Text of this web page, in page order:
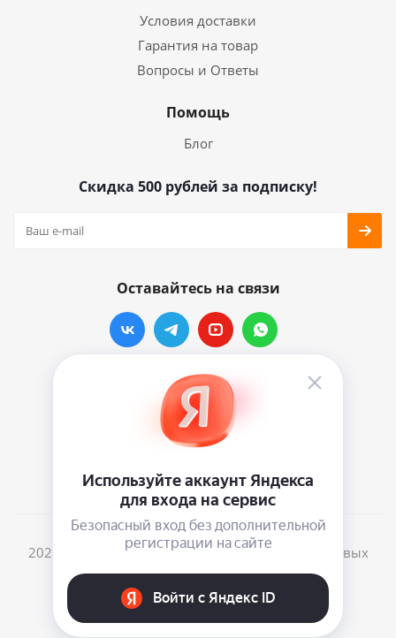
Условия доставки
Гарантия на товар
Вопросы и Ответы
Помощь
Блог
Скидка 500 рублей за подписку!
Оставайтесь на связи
Наши контакты
info@vinylmarkt.ru
2026 © Винилмаркт - интернет-магазин виниловых
пластинок